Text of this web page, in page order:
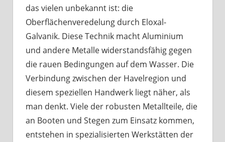
das vielen unbekannt ist: die
Oberflächenveredelung durch Eloxal-
Galvanik. Diese Technik macht Aluminium
und andere Metalle widerstandsfähig gegen
die rauen Bedingungen auf dem Wasser. Die
Verbindung zwischen der Havelregion und
diesem speziellen Handwerk liegt näher, als
man denkt. Viele der robusten Metallteile, die
an Booten und Stegen zum Einsatz kommen,
entstehen in spezialisierten Werkstätten der